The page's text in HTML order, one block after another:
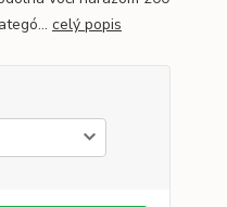
celý popis